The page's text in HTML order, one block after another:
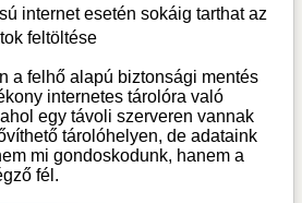
internet esetén sokáig tarthat az
feltöltése
a felhő alapú biztonsági mentés
internetes tárolóra való
egy távoli szerveren vannak
tárolóhelyen, de adataink
mi gondoskodunk, hanem a
fél.